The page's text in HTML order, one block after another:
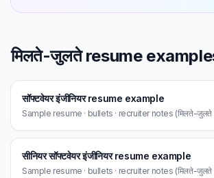
मिलते-जुलते resume
सॉफ्टवेयर इंजीनियर resume example
Sample resume · bullets · recruiter notes (मिलते-
सीनियर सॉफ्टवेयर इंजीनियर resume example
Sample resume · bullets · recruiter notes (मिलते-